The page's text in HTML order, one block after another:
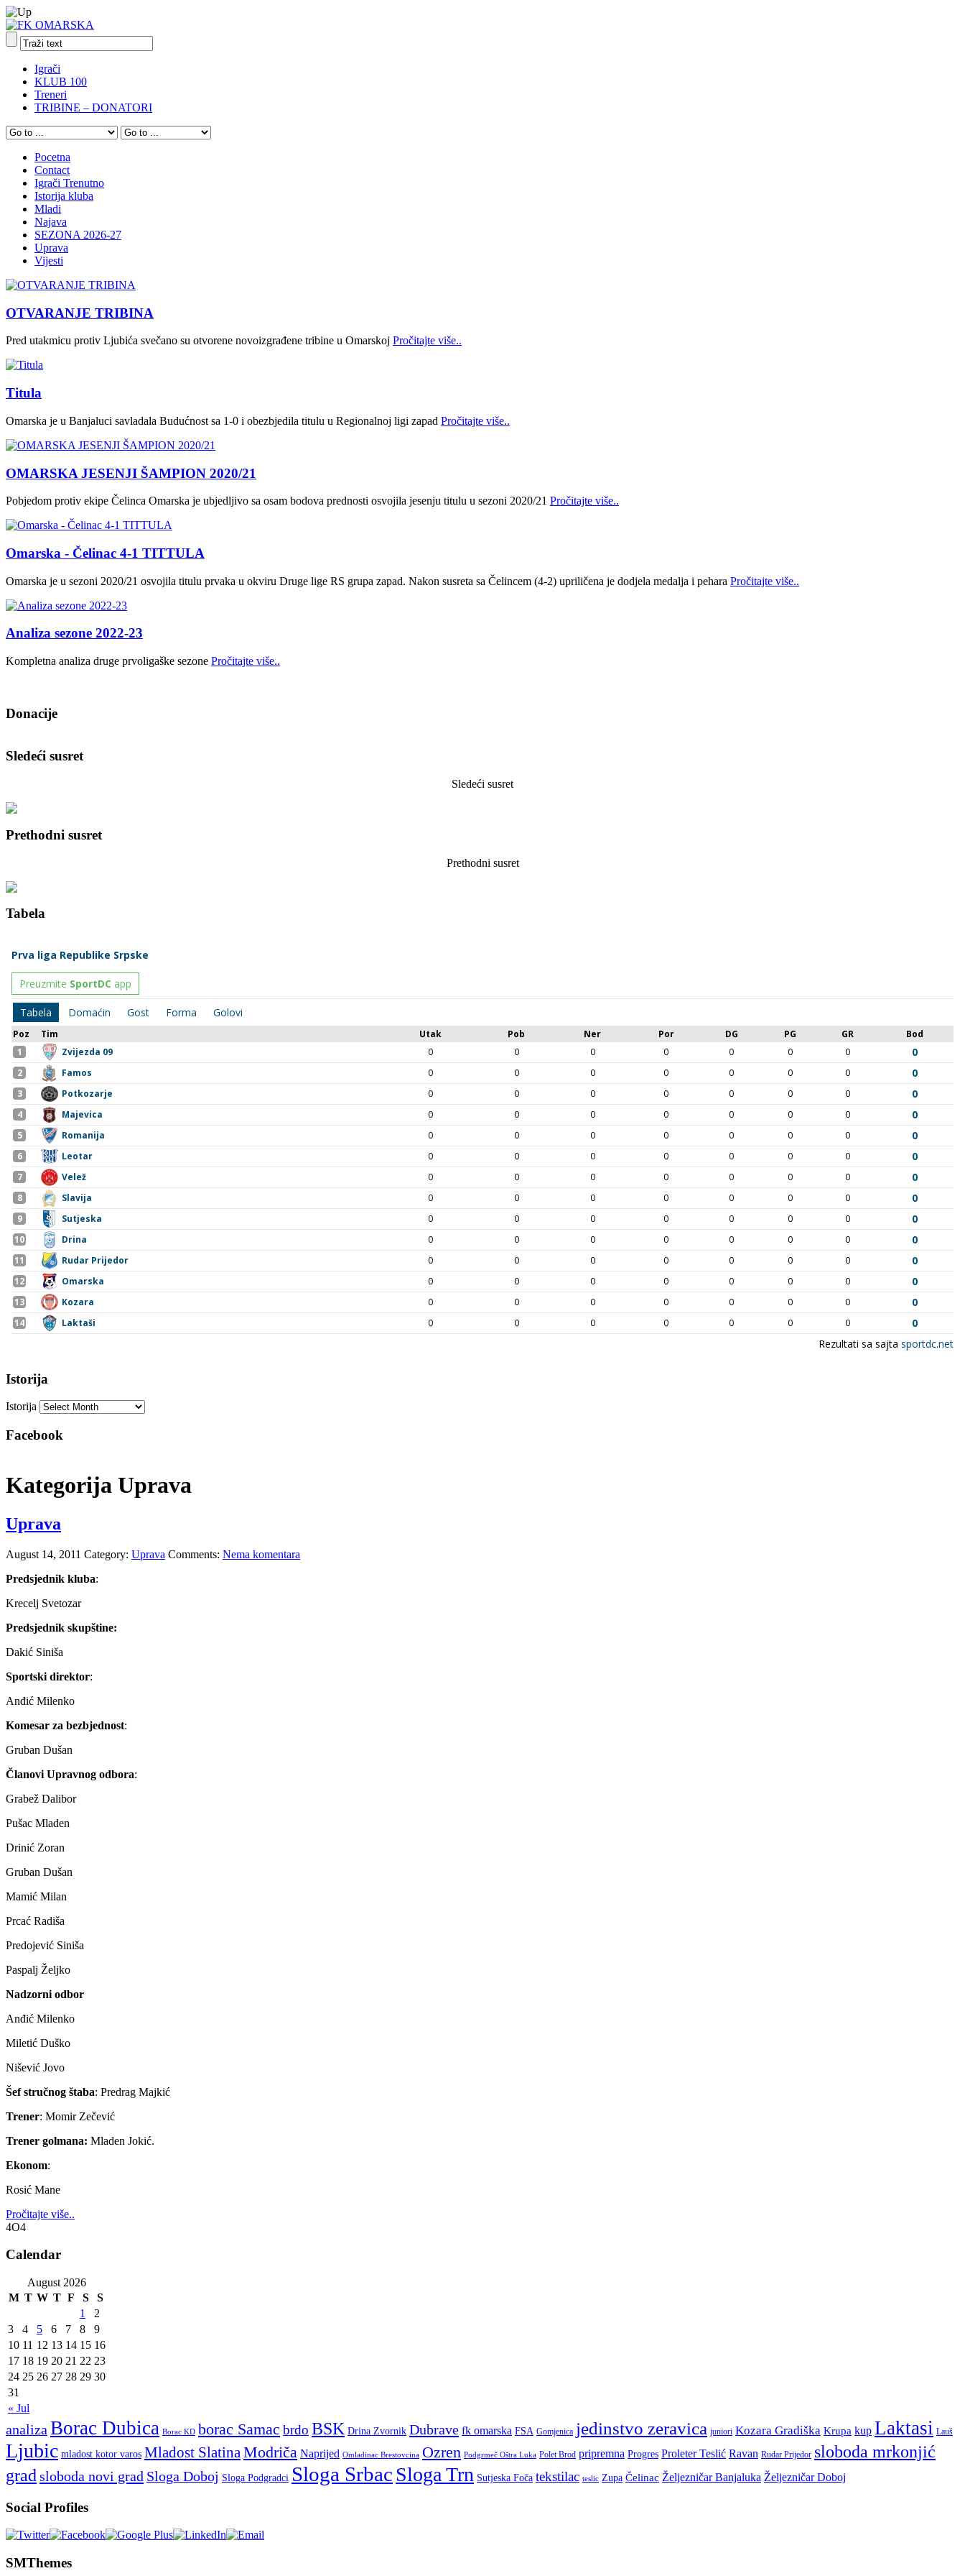
Igrači
KLUB 100
Treneri
TRIBINE – DONATORI
Pocetna
Contact
Igrači Trenutno
Istorija kluba
Mladi
Najava
SEZONA 2026-27
Uprava
Vijesti
OTVARANJE TRIBINA
Pred utakmicu protiv Ljubića svečano su otvorene novoizgrađene tribine u Omarskoj Pročitajte više..
Titula
Omarska je u Banjaluci savladala Budućnost sa 1-0 i obezbjedila titulu u Regionalnoj ligi zapad Pročitajte više..
OMARSKA JESENJI ŠAMPION 2020/21
Pobjedom protiv ekipe Čelinca Omarska je ubjedljivo sa osam bodova prednosti osvojila jesenju titulu u sezoni 2020/21 Pročitajte više..
Omarska - Čelinac 4-1 TITTULA
Omarska je u sezoni 2020/21 osvojila titulu prvaka u okviru Druge lige RS grupa zapad. Nakon susreta sa Čelincem (4-2) upriličena je dodjela medalja i pehara Pročitajte više..
Analiza sezone 2022-23
Kompletna analiza druge prvoligaške sezone Pročitajte više..
Donacije
Sledeći susret
Sledeći susret
Prethodni susret
Prethodni susret
Tabela
Istorija
Istorija
Facebook
Kategorija Uprava
Uprava
August 14, 2011 Category: Uprava Comments: Nema komentara
Predsjednik kluba:
Krecelj Svetozar
Predsjednik skupštine:
Dakić Siniša
Sportski direktor:
Anđić Milenko
Komesar za bezbjednost:
Gruban Dušan
Članovi Upravnog odbora:
Grabež Dalibor
Pušac Mladen
Drinić Zoran
Gruban Dušan
Mamić Milan
Prcać Radiša
Predojević Siniša
Paspalj Željko
Nadzorni odbor
Anđić Milenko
Miletić Duško
Nišević Jovo
Šef stručnog štaba: Predrag Majkić
Trener: Momir Zečević
Trener golmana: Mladen Jokić.
Ekonom:
Rosić Mane
Pročitajte više..
4O4
Calendar
August 2026
M T W T F S S
« Jul
1
2
3
4 5 6 7 8
9
10 11 12 13 14 15 16
17 18 19 20 21 22 23
24 25 26 27 28 29 30
31
analiza Borac Dubica Borac KD borac Samac brdo BSK Drina Zvornik Dubrave fk omarska FSA Gomjenica jedinstvo zeravica juniori Kozara Gradiška Krupa kup Laktasi Lauš
Ljubic mladost kotor varos Mladost SlatinaModriča Naprijed Omladinac Brestovcina Ozren Podgrmeč Oštra Luka Polet Brod pripremna Progres Proleter Teslić Ravan Rudar Prijedor sloboda mrkonjić
grad sloboda novi grad Sloga Doboj Sloga Podgradci Sloga SrbacSloga Trn Sutjeska Foča tekstilac teslic Zupa Čelinac Željezničar Banjaluka Željezničar Doboj
Social Profiles
SMThemes